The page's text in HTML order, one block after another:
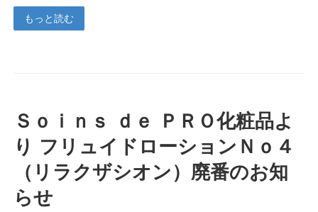
もっと読む
Ｓｏｉｎｓ ｄｅ ＰＲＯ化粧品よ
り フリュイドローションＮｏ４
（リラクザシオン）廃番のお知
らせ